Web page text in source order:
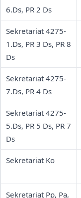
6.Ds, PR 2 Ds
Sekretariat 4275-
1.Ds, PR 3 Ds, PR 8
Ds
Sekretariat 4275-
7.Ds, PR 4 Ds
Sekretariat 4275-
5.Ds, PR 5 Ds, PR 7
Ds
Sekretariat Ko
Sekretariat Pp, Pa,